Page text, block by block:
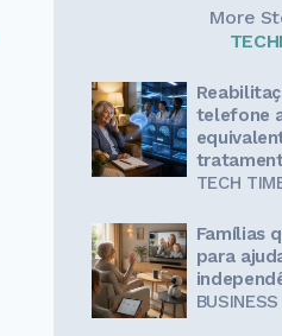
More
telefone
TECH
Famílias
para